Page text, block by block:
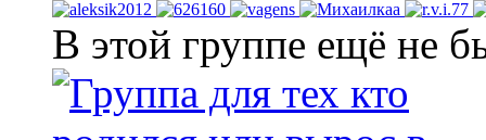
В этой группе ещё не